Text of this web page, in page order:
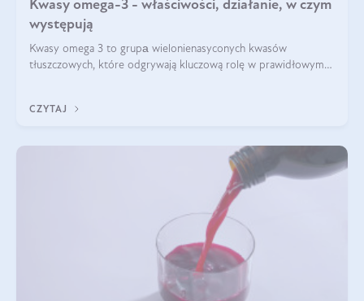
Kwasy omega-3 - właściwości, działanie, w czym
występują
Kwasy omega 3 to grupа wielonienasyconych kwasów
tłuszczowych, które odgrywają kluczową rolę w prawidłowym
CZYTAJ